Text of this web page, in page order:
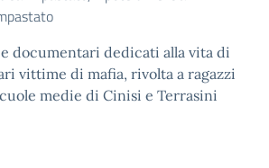
e documentari dedicati alla vita di
vittime di mafia, rivolta a ragazzi
medie di Cinisi e Terrasini